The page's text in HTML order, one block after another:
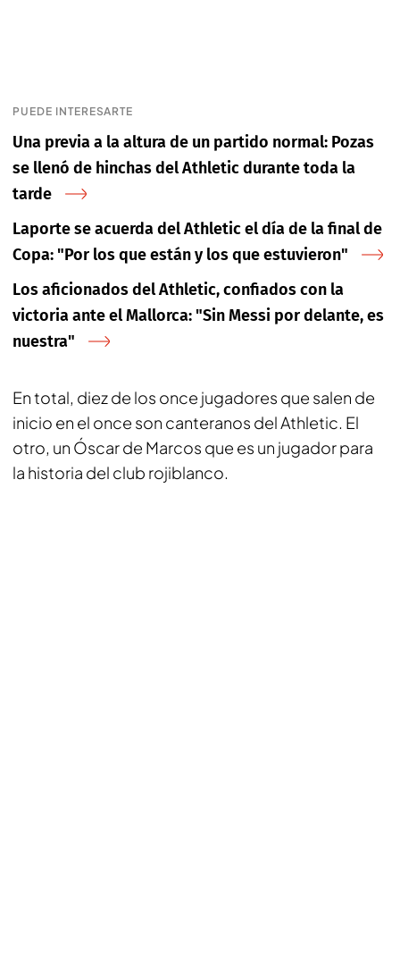
PUEDE INTERESARTE
Una previa a la altura de un partido normal: Pozas
se llenó de hinchas del Athletic durante toda la
tarde
Laporte se acuerda del Athletic el día de la final de
Copa: "Por los que están y los que estuvieron"
Los aficionados del Athletic, confiados con la
victoria ante el Mallorca: "Sin Messi por delante, es
nuestra"
En total, diez de los once jugadores que salen de
inicio en el once son canteranos del Athletic. El
otro, un Óscar de Marcos que es un jugador para
la historia del club rojiblanco.